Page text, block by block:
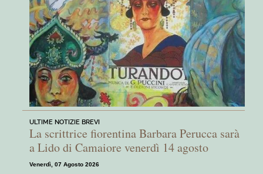
ULTIME NOTIZIE BREVI
La scrittrice fiorentina Barbara Perucca sarà
a Lido di Camaiore venerdì 14 agosto
Venerdì, 07 Agosto 2026